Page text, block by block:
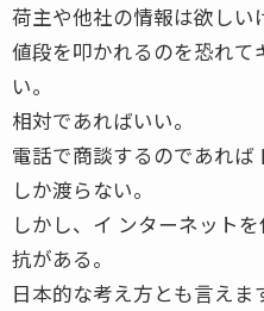
荷主や他社の情報は欲しい
値段を叩かれるのを恐れて
い。
相対であればいい。
電話で商談するのであれ
しか渡らない。
しかし、イ ンターネット
抗がある。
日本的な考え方とも言え